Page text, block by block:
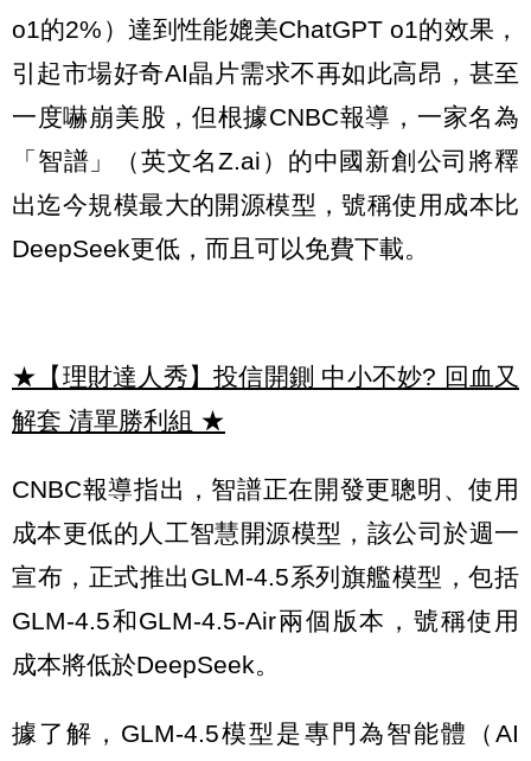
o1的2%）達到性能媲美ChatGPT o1的效果，
引起市場好奇AI晶片需求不再如此高昂，甚至
一度嚇崩美股，但根據CNBC報導，一家名為
「智譜」（英文名Z.ai）的中國新創公司將釋
出迄今規模最大的開源模型，號稱使用成本比
DeepSeek更低，而且可以免費下載。
★【理財達人秀】投信開鍘 中小不妙? 回血又
解套 清單勝利組 ★
CNBC報導指出，智譜正在開發更聰明、使用
成本更低的人工智慧開源模型，該公司於週一
宣布，正式推出GLM-4.5系列旗艦模型，包括
GLM-4.5和GLM-4.5-Air兩個版本，號稱使用
成本將低於DeepSeek。
據了解，GLM-4.5模型是專門為智能體（AI